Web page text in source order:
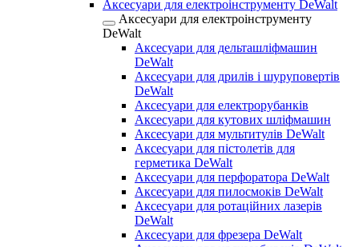
Аксесуари для електроінструменту DeWalt
Аксесуари для електроінструменту
DeWalt
Аксесуари для дельташліфмашин
DeWalt
Аксесуари для дрилів і шуруповертів
DeWalt
Аксесуари для електрорубанків
Аксесуари для кутових шліфмашин
Аксесуари для мультитулів DeWalt
Аксесуари для пістолетів для
герметика DeWalt
Аксесуари для перфоратора DeWalt
Аксесуари для пилосмоків DeWalt
Аксесуари для ротаційних лазерів
DeWalt
Аксесуари для фрезера DeWalt